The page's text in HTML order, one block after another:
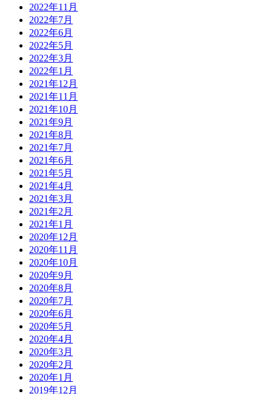
2022年11月
2022年7月
2022年6月
2022年5月
2022年3月
2022年1月
2021年12月
2021年11月
2021年10月
2021年9月
2021年8月
2021年7月
2021年6月
2021年5月
2021年4月
2021年3月
2021年2月
2021年1月
2020年12月
2020年11月
2020年10月
2020年9月
2020年8月
2020年7月
2020年6月
2020年5月
2020年4月
2020年3月
2020年2月
2020年1月
2019年12月